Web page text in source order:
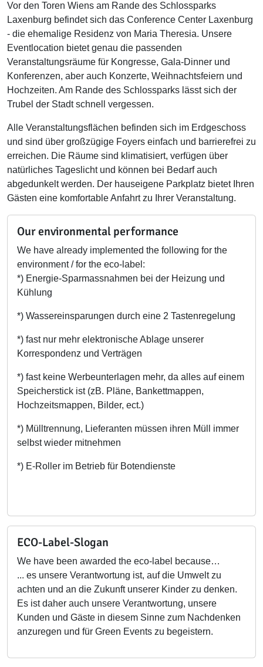
Vor den Toren Wiens am Rande des Schlossparks
Laxenburg befindet sich das Conference Center Laxenburg
- die ehemalige Residenz von Maria Theresia. Unsere
Eventlocation bietet genau die passenden
Veranstaltungsräume für Kongresse, Gala-Dinner und
Konferenzen, aber auch Konzerte, Weihnachtsfeiern und
Hochzeiten. Am Rande des Schlossparks lässt sich der
Trubel der Stadt schnell vergessen.
Alle Veranstaltungsflächen befinden sich im Erdgeschoss
und sind über großzügige Foyers einfach und barrierefrei zu
erreichen. Die Räume sind klimatisiert, verfügen über
natürliches Tageslicht und können bei Bedarf auch
abgedunkelt werden. Der hauseigene Parkplatz bietet Ihren
Gästen eine komfortable Anfahrt zu Ihrer Veranstaltung.
Our environmental performance
We have already implemented the following for the
environment / for the eco-label:
*) Energie-Sparmassnahmen bei der Heizung und
Kühlung
*) Wassereinsparungen durch eine 2 Tastenregelung
*) fast nur mehr elektronische Ablage unserer
Korrespondenz und Verträgen
*) fast keine Werbeunterlagen mehr, da alles auf einem
Speicherstick ist (zB. Pläne, Bankettmappen,
Hochzeitsmappen, Bilder, ect.)
*) Mülltrennung, Lieferanten müssen ihren Müll immer
selbst wieder mitnehmen
*) E-Roller im Betrieb für Botendienste
ECO-Label-Slogan
We have been awarded the eco-label because…
... es unsere Verantwortung ist, auf die Umwelt zu
achten und an die Zukunft unserer Kinder zu denken.
Es ist daher auch unsere Verantwortung, unsere
Kunden und Gäste in diesem Sinne zum Nachdenken
anzuregen und für Green Events zu begeistern.